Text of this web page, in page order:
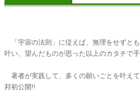
「宇宙の法則」に従えば、無理をせずと
叶い、望んだものが思った以上のカタチで手
著者が実践して、多くの願いごとを叶え
邦初公開!!